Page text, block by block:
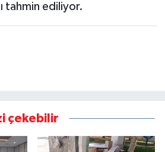
tahmin ediliyor.
çekebilir